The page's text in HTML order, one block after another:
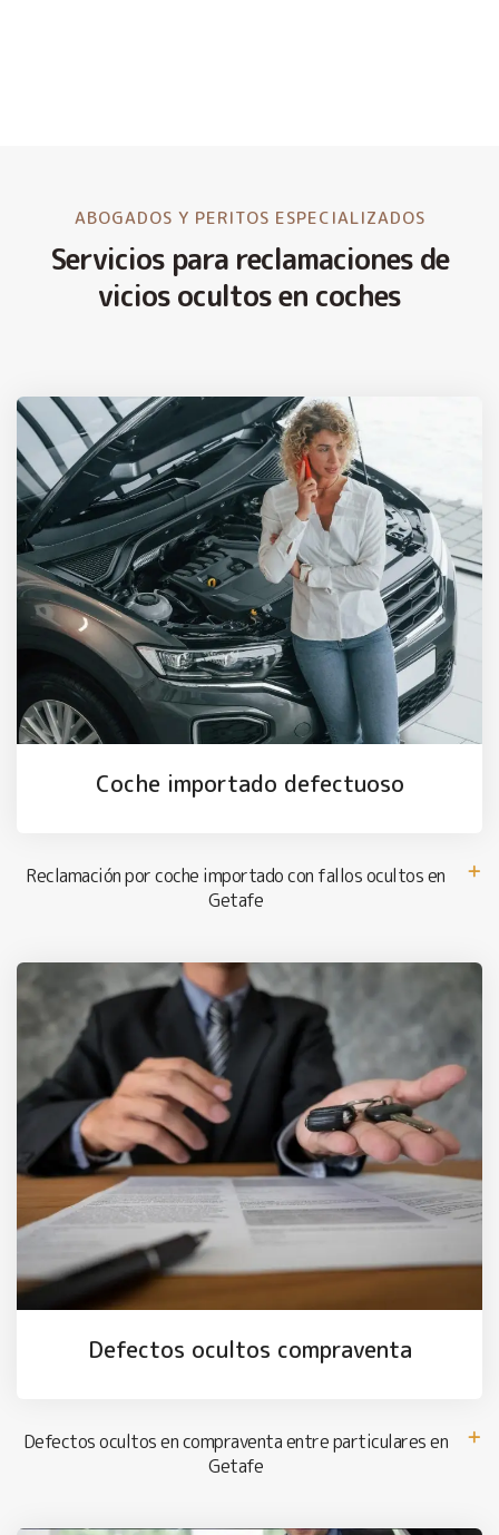
ABOGADOS Y PERITOS ESPECIALIZADOS
Servicios para reclamaciones de
vicios ocultos en coches
Coche importado defectuoso
Reclamación por coche importado con fallos ocultos en
Getafe
Defectos ocultos compraventa
Defectos ocultos en compraventa entre particulares en
Getafe